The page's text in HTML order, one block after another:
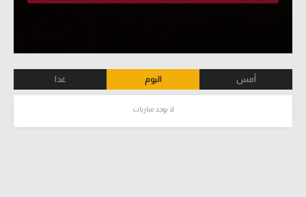
أمس اليوم غدا
لا يوجد مباريات